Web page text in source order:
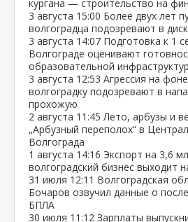
кургана — строительство на
3 августа 15:00 Более двух лет
волгоградца подозревают в
3 августа 14:07 Подготовка к 1
Волгограде оценивают
образовательной
3 августа 12:53 Агрессия на
волгоградку подозревают в
прохожую
2 августа 11:45 Лето, арбузы и
„Арбузный переполох“ в
Волгограда
1 августа 14:16 Экспорт на 3,6
волгоградский бизнес выходит
31 июля 12:11 Волгоградская
Бочаров озвучил данные о
БПЛА
30 июля 11:12 Зарплаты